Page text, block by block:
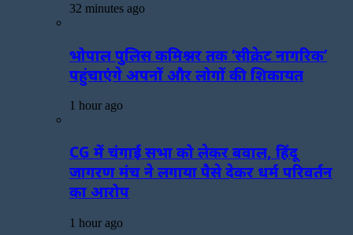
32 minutes ago
भोपाल पुलिस कमिश्नर तक ‘सीक्रेट नागरिक’
पहुंचाएंगे अपनों और लोगों की शिकायत
1 hour ago
CG में चंगाई सभा को लेकर बवाल, हिंदू
जागरण मंच ने लगाया पैसे देकर धर्म परिवर्तन
का आरोप
1 hour ago